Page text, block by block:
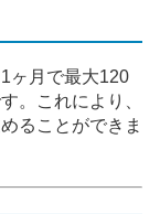
ヶ月で最大120
。これにより、
ることができま